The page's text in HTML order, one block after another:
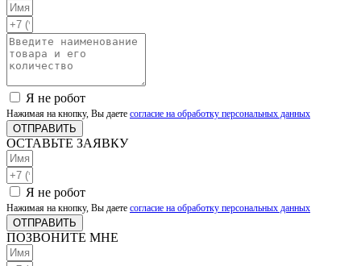
Я не робот
Нажимая на кнопку, Вы даете согласие на обработку персональных данных
ОТПРАВИТЬ
ОСТАВЬТЕ ЗАЯВКУ
Я не робот
Нажимая на кнопку, Вы даете согласие на обработку персональных данных
ОТПРАВИТЬ
ПОЗВОНИТЕ МНЕ